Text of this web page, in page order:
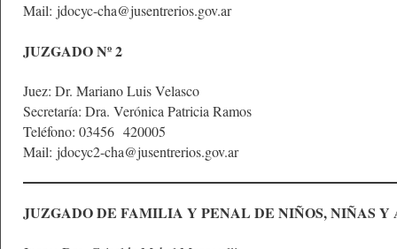
Mail: jdocyc-cha@jusentrerios.gov.ar
JUZGADO Nº 2
Juez: Dr. Mariano Luis Velasco
Secretaría: Dra. Verónica Patricia Ramos
Teléfono: 03456 420005
Mail: jdocyc2-cha@jusentrerios.gov.ar
JUZGADO DE FAMILIA Y PENAL DE NIÑOS, NIÑAS Y